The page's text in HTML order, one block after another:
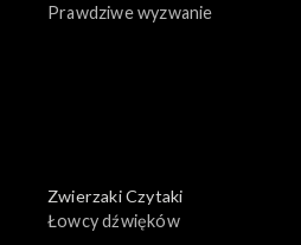
Prawdziwe wyzwanie
Zwierzaki Czytaki
Łowcy dźwięków